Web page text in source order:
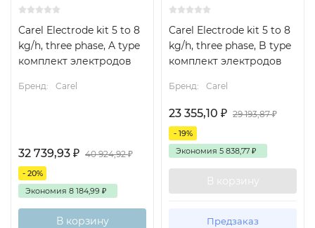
Carel Electrode kit 5 to 8
kg/h, three phase, A type
комплект электродов
Бренд: Carel
32 739,93 ₽ 40 924,92₽
- 20%
Экономия 8 184,99 ₽
В корзину
Carel Electrode kit 5 to 8
kg/h, three phase, B type
комплект электродов
Бренд: Carel
23 355,10 ₽ 29 193,87₽
- 19%
Экономия 5 838,77 ₽
В корзину
Предзаказ